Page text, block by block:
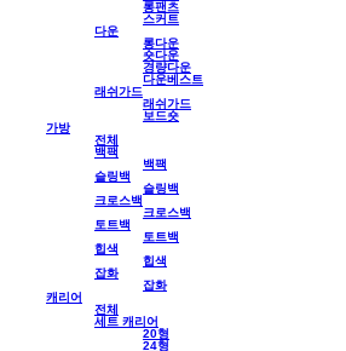
롱팬츠
스커트
다운
롱다운
숏다운
경량다운
다운베스트
래쉬가드
래쉬가드
보드숏
가방
전체
백팩
백팩
슬링백
슬링백
크로스백
크로스백
토트백
토트백
힙색
힙색
잡화
잡화
캐리어
전체
세트 캐리어
20형
24형